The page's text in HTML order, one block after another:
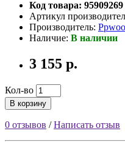
Код товара: 95909269
Артикул
Производитель:
Наличие: В наличии
3 155 р.
Кол-во
В корзину
0 отзывов /Написать отзыв